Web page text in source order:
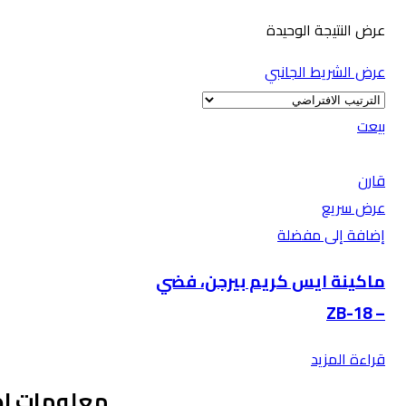
عرض النتيجة الوحيدة
عرض الشريط الجانبي
بيعت
قارن
عرض سريع
إضافة إلى مفضلة
ماكينة ايس كريم بيرجن، فضي
– ZB-18
قراءة المزيد